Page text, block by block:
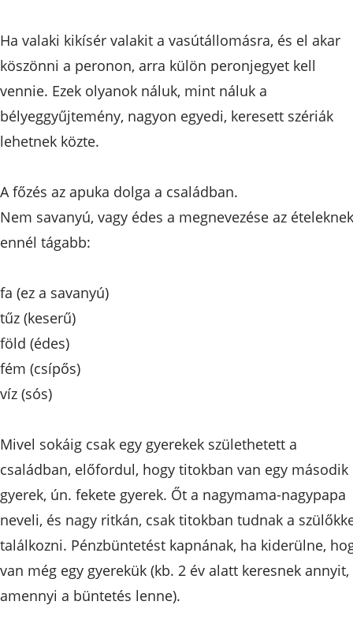
Ha valaki kikísér valakit a vasútállomásra, és el akar
köszönni a peronon, arra külön peronjegyet kell
vennie. Ezek olyanok náluk, mint náluk a
bélyeggyűjtemény, nagyon egyedi, keresett szériák
lehetnek közte.
A főzés az apuka dolga a családban.
Nem savanyú, vagy édes a megnevezése az
ennél tágabb:
fa (ez a savanyú)
tűz (keserű)
föld (édes)
fém (csípős)
víz (sós)
Mivel sokáig csak egy gyerekek születhetett a
családban, előfordul, hogy titokban van egy második
gyerek, ún. fekete gyerek. Őt a nagymama-nagypapa
neveli, és nagy ritkán, csak titokban tudnak a
találkozni. Pénzbüntetést kapnának, ha kiderülne,
van még egy gyerekük (kb. 2 év alatt keresnek annyit,
amennyi a büntetés lenne).